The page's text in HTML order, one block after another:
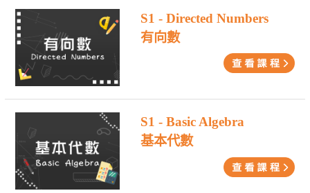
S1 - Directed Numbers
有向數
S1 - Basic Algebra
基本代數